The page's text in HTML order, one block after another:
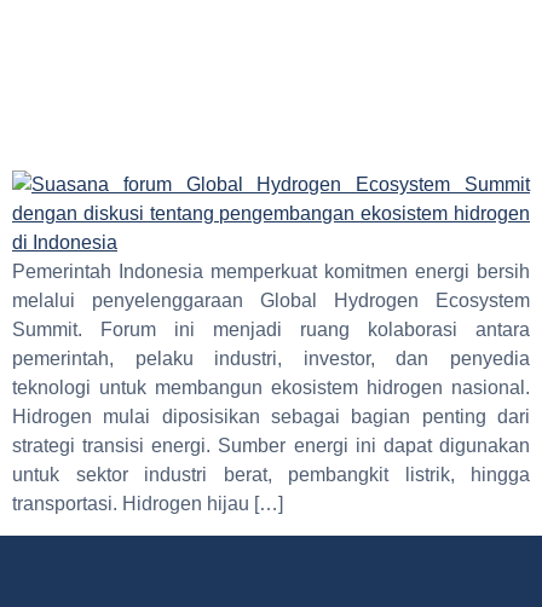
Pemerintah Indonesia memperkuat komitmen energi bersih
melalui penyelenggaraan Global Hydrogen Ecosystem
Summit. Forum ini menjadi ruang kolaborasi antara
pemerintah, pelaku industri, investor, dan penyedia
teknologi untuk membangun ekosistem hidrogen nasional.
Hidrogen mulai diposisikan sebagai bagian penting dari
strategi transisi energi. Sumber energi ini dapat digunakan
untuk sektor industri berat, pembangkit listrik, hingga
transportasi. Hidrogen hijau […]